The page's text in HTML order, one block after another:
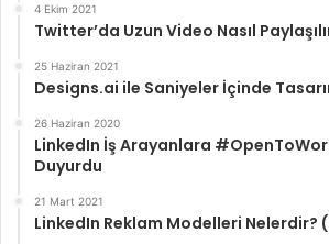
4 Ekim 2021
Twitter’da Uzun Video Nasıl
25 Haziran 2021
Designs.ai ile Saniyeler İçinde
26 Haziran 2020
LinkedIn İş Arayanlara
Duyurdu
21 Mart 2021
LinkedIn Reklam Modelleri Nelerdir?